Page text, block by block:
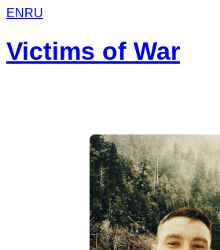
EN RU
Victims of War